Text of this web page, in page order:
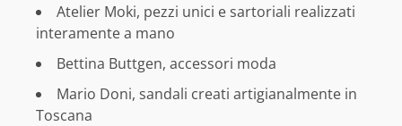
Atelier Moki, pezzi unici e sartoriali realizzati
interamente a mano
Bettina Buttgen, accessori moda
Mario Doni, sandali creati artigianalmente in
Toscana